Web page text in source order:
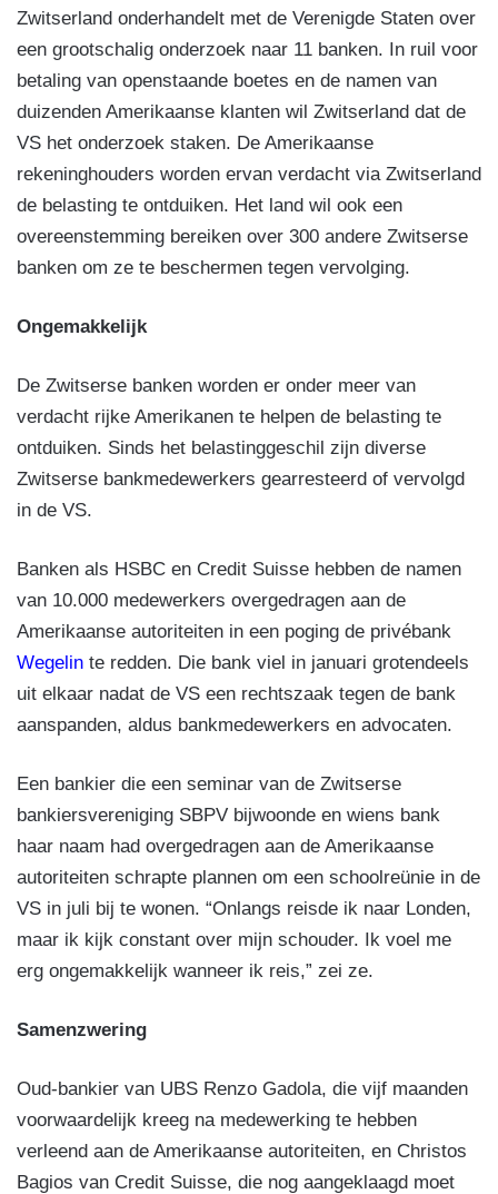
Zwitserland onderhandelt met de Verenigde Staten over
een grootschalig onderzoek naar 11 banken. In ruil voor
betaling van openstaande boetes en de namen van
duizenden Amerikaanse klanten wil Zwitserland dat de
VS het onderzoek staken. De Amerikaanse
rekeninghouders worden ervan verdacht via Zwitserland
de belasting te ontduiken. Het land wil ook een
overeenstemming bereiken over 300 andere Zwitserse
banken om ze te beschermen tegen vervolging.
Ongemakkelijk
De Zwitserse banken worden er onder meer van
verdacht rijke Amerikanen te helpen de belasting te
ontduiken. Sinds het belastinggeschil zijn diverse
Zwitserse bankmedewerkers gearresteerd of vervolgd
in de VS.
Banken als HSBC en Credit Suisse hebben de namen
van 10.000 medewerkers overgedragen aan de
Amerikaanse autoriteiten in een poging de privébank
Wegelin te redden. Die bank viel in januari grotendeels
uit elkaar nadat de VS een rechtszaak tegen de bank
aanspanden, aldus bankmedewerkers en advocaten.
Een bankier die een seminar van de Zwitserse
bankiersvereniging SBPV bijwoonde en wiens bank
haar naam had overgedragen aan de Amerikaanse
autoriteiten schrapte plannen om een schoolreünie in de
VS in juli bij te wonen. “Onlangs reisde ik naar Londen,
maar ik kijk constant over mijn schouder. Ik voel me
erg ongemakkelijk wanneer ik reis,” zei ze.
Samenzwering
Oud-bankier van UBS Renzo Gadola, die vijf maanden
voorwaardelijk kreeg na medewerking te hebben
verleend aan de Amerikaanse autoriteiten, en Christos
Bagios van Credit Suisse, die nog aangeklaagd moet